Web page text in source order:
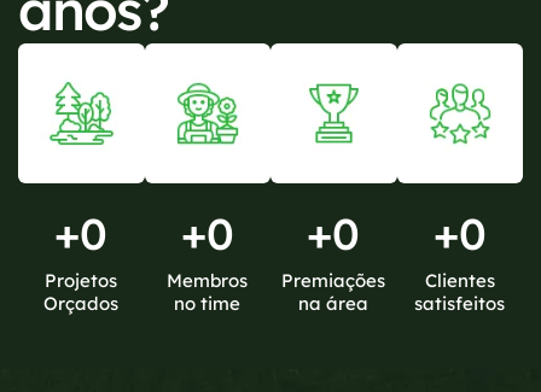
+0
Projetos
Orçados
+0
Membros
no time
+0
Premiações
na área
+0
Clientes
satisfeitos